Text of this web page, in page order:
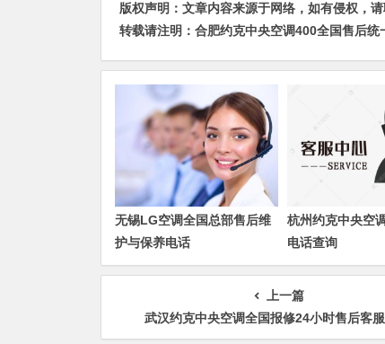
版权声明：文章内容来源于网络，如有侵权，
转载请注明： 合肥约克中央空调400全国售后统
无锡LG空调全国总部售后维
护与保养电话
杭州约克中央空
电话查询
上一篇
武汉约克中央空调全国报修24小时售后客